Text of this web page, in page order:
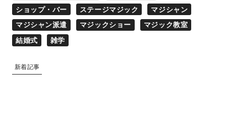
ショップ・バー
ステージマジック
マジシャン
マジシャン派遣
マジックショー
マジック教室
結婚式
雑学
新着記事